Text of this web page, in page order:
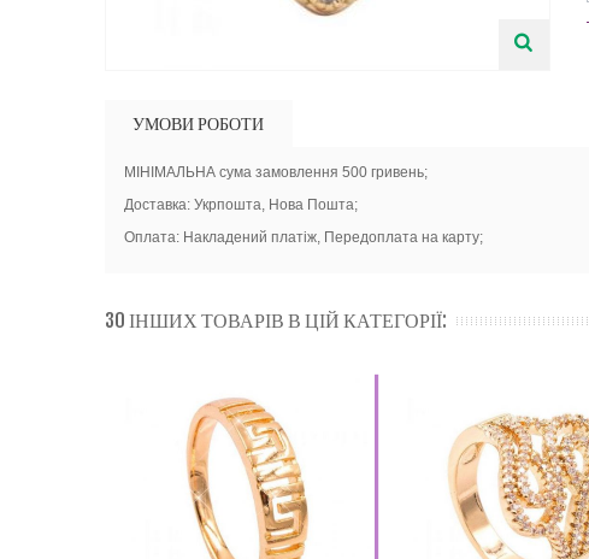
УМОВИ РОБОТИ
МІНІМАЛЬНА сума замовлення 500 гривень;
Доставка: Укрпошта, Нова Пошта;
Оплата: Накладений платіж, Передоплата на карту;
30 ІНШИХ ТОВАРІВ В ЦІЙ КАТЕГОРІЇ: